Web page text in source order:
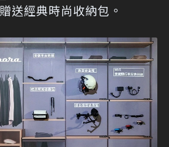
送經典時尚收納包。